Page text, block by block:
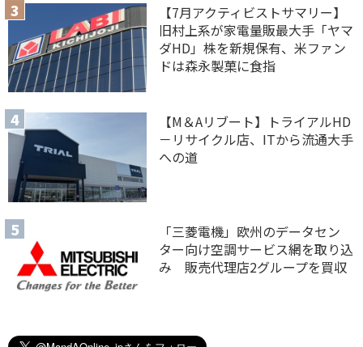
【7月アクティビストサマリー】
旧村上系が家電量販最大手「ヤマ
ダHD」株を新規保有、米ファン
ドは森永製菓に食指
【M＆Aリブート】トライアルHD
－リサイクル店、ITから流通大手
への道
「三菱電機」欧州のデータセン
ター向け空調サービス網を取り込
み 販売代理店2グループを買収